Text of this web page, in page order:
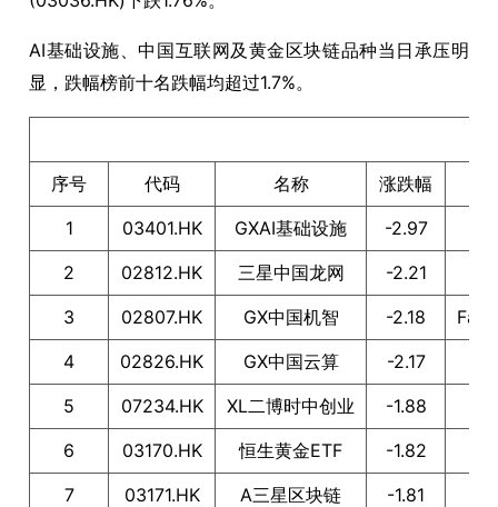
AI基础设施、中国互联网及黄金区块链品种当日承压明
显，跌幅榜前十名跌幅均超过1.7%。
序号 代码 名称
涨跌幅
1
03401.HK GXAI基础设施
-2.97
2
02812.HK 三星中国龙网
-2.21
3
02807.HK GX中国机智 -2.18
4
02826.HK GX中国云算 -2.17
5
07234.HK XL二博时中创业
-1.88
6
03170.HK 恒生黄金ETF
-1.82
7
03171.HK A三星区块链
-1.81